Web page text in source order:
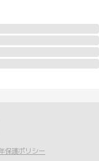
保護ポリシー